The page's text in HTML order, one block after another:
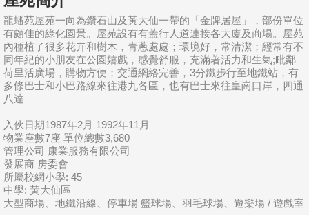
龍蟠苑屋苑一向為鑽石山及黃大仙一帶的「金牌居屋」，部份單位
有頗佳的綠化園景。屋苑設有有蓋行人道連接各大廈及商場。屋苑
內種植了很多花卉和樹木，青蔥處處；環境好，常清潔；經常有不
同年紀的小朋友在公園嬉戲，感覺舒服，充滿著活力和生氣;毗鄰
荷里活廣場，購物方便；交通網絡完善，3分鐵步行至地鐵站，有
多條巴士和小巴路線來往港九各區，也有巴士來往皇崗口岸，四通
八達
入伙日期1987年2月 1992年11月
物業座數7座 單位總數3,680
管理公司 康業服務有限公司
發展商 房委會
所屬校網小學: 45
中學: 黃大仙區
大型商場、地鐵沿線、停車場 籃球場、羽毛球場、遊樂場 / 遊戲室